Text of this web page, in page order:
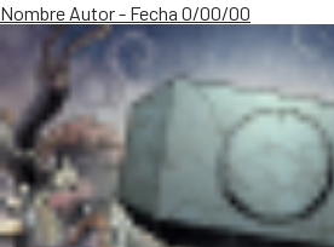
Nombre Autor - Fecha 0/00/00